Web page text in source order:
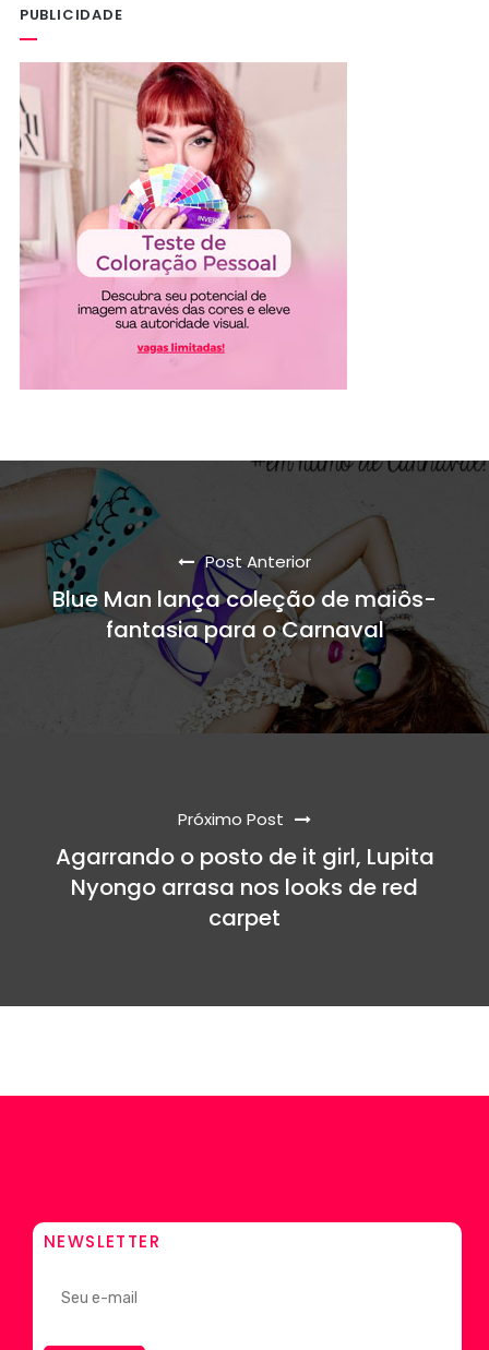
PUBLICIDADE
Post Anterior
Blue Man lança coleção de maiôs-
fantasia para o Carnaval
Próximo Post
Agarrando o posto de it girl, Lupita
Nyongo arrasa nos looks de red
carpet
NEWSLETTER